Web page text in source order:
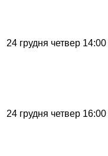
24 грудня четвер 14:00
24 грудня четвер 16:00